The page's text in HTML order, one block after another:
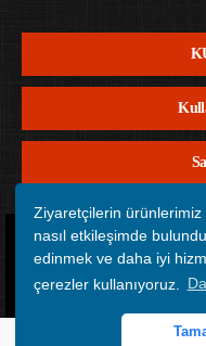
Ziyaretçilerin
nasıl etkileşimde
edinmek ve daha iyi
çerezler kullanıyoruz.
Copyright © 2012 - 2026